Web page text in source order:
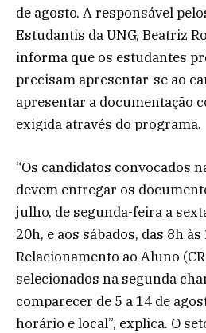
de agosto. A responsável
Estudantis da UNG, Beatriz
informa que os estudantes
precisam apresentar-se ao
apresentar a documentação
exigida através do programa.
“Os candidatos convocados
devem entregar os
julho, de segunda-feira a
20h, e aos sábados, das 8h
Relacionamento ao Aluno
selecionados na segunda
comparecer de 5 a 14 de
horário e local”, explica. O